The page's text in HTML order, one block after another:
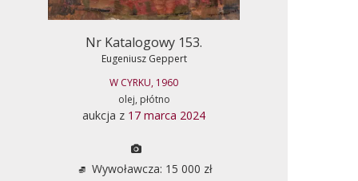
Nr Katalogowy 153.
Eugeniusz Geppert
W CYRKU, 1960
olej, płótno
aukcja z 17 marca 2024
Wywoławcza: 15 000 zł